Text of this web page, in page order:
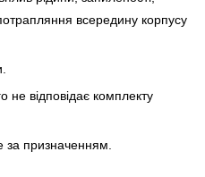
всередину корпусу
не відповідає комплекту
за призначенням.